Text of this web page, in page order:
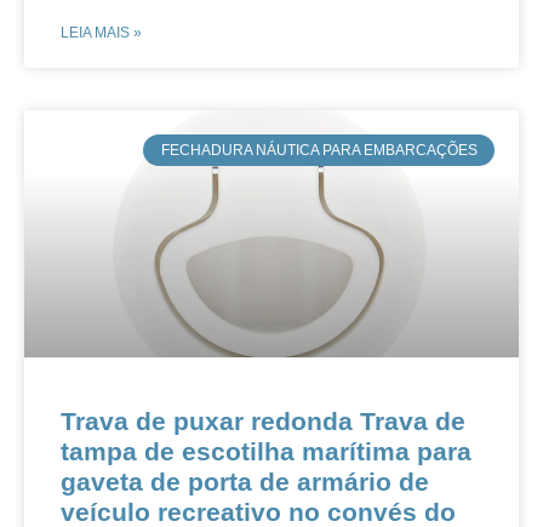
LEIA MAIS »
​FECHADURA NÁUTICA PARA EMBARCAÇÕES
Trava de puxar redonda Trava de
tampa de escotilha marítima para
gaveta de porta de armário de
veículo recreativo no convés do